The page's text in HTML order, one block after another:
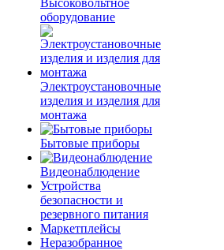
Высоковольтное
оборудование
Электроустановочные
изделия и изделия для
монтажа
Бытовые приборы
Видеонаблюдение
Устройства
безопасности и
резервного питания
Маркетплейсы
Неразобранное